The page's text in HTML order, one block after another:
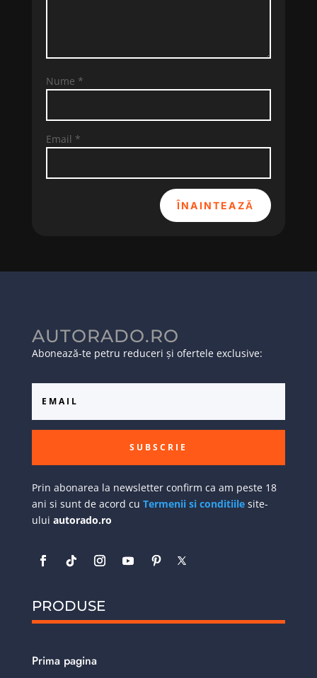
Nume *
Email *
ÎNAINTEAZĂ
AUTORADO.RO
Abonează-te petru reduceri și ofertele exclusive:
SUBSCRIE
Prin abonarea la newsletter confirm ca am peste 18
ani si sunt de acord cu Termenii si conditiilesite-
ului autorado.ro
PRODUSE
Prima pagina